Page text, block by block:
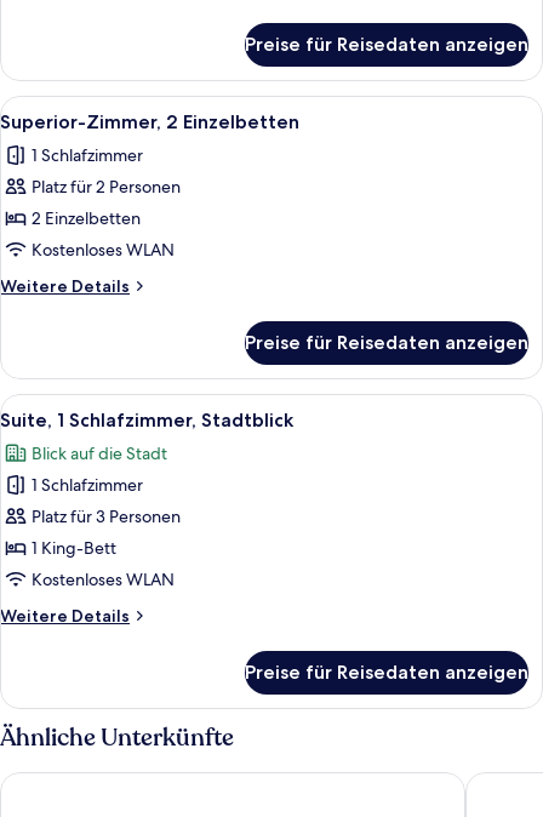
Zimmer,
2 Einzelbetten
Preise für Reisedaten anzeigen
Alle
Fotos
für
Superior-
Zimmer,
2 Einzelbetten
anzeigen
Ein Hotelzimmer mit zwei Betten,
9
Superior-Zimmer, 2 Einzelbetten
1 Schlafzimmer
Platz für 2 Personen
2 Einzelbetten
Kostenloses WLAN
Weitere Details
Weitere
Zimmer,
2 Einzelbetten
Preise für Reisedaten anzeigen
Alle
Fotos
für
Suite,
1
Schlafzimmer,
Stadtblick
Ein modernes Zimmer mit großem
8
Suite, 1 Schlafzimmer, Stadtblick
Blick auf die Stadt
1 Schlafzimmer
Platz für 3 Personen
1 King-Bett
Kostenloses WLAN
Weitere Details
Weitere
1
Schlafzimmer,
Stadtblick
Preise für Reisedaten anzeigen
Ähnliche Unterkünfte
Maritim Hotel Stuttgart Ruby